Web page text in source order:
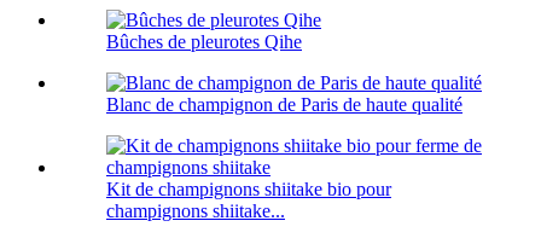
Bûches de pleurotes Qihe
Blanc de champignon de Paris de haute qualité
Kit de champignons shiitake bio pour
champignons shiitake...